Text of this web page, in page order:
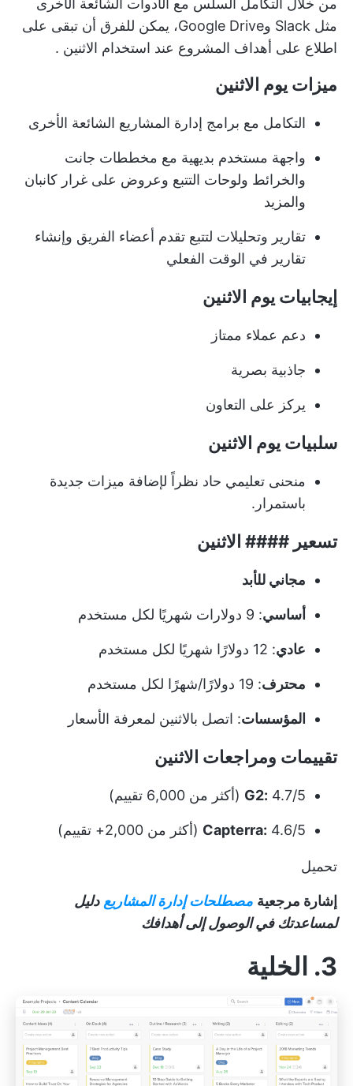
من خلال التكامل السلس مع الأدوات الشائعة الأخرى
مثل Slack وGoogle Drive، يمكن للفرق أن تبقى على
اطلاع على أهداف المشروع عند استخدام الاثنين .
ميزات يوم الاثنين
التكامل مع برامج إدارة المشاريع الشائعة الأخرى
واجهة مستخدم بديهية مع مخططات جانت
والخرائط ولوحات التتبع وعروض على غرار كانبان
والمزيد
تقارير وتحليلات لتتبع تقدم أعضاء الفريق وإنشاء
تقارير في الوقت الفعلي
إيجابيات يوم الاثنين
دعم عملاء ممتاز
جاذبية بصرية
يركز على التعاون
سلبيات يوم الاثنين
منحنى تعليمي حاد نظراً لإضافة ميزات جديدة
باستمرار.
تسعير #### الاثنين
مجاني للأبد
أساسي: 9 دولارات شهريًا لكل مستخدم
عادي: 12 دولارًا شهريًا لكل مستخدم
محترف: 19 دولارًا/شهرًا لكل مستخدم
المؤسسات: اتصل بالاثنين لمعرفة الأسعار
تقييمات ومراجعات الاثنين
G2: 4.7/5 (أكثر من 6,000 تقييم)
Capterra: 4.6/5 (أكثر من 2,000+ تقييم)
تحميل
إشارة مرجعية مصطلحات إدارة المشاريع دليل
لمساعدتك في الوصول إلى أهدافك
3. الخلية